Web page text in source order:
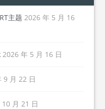
主题 2026 年 5 月 16
2026 年 5 月 16 日
9 月 22 日
月 21 日